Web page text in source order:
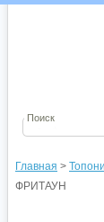
Главная >
ФРИТАУН